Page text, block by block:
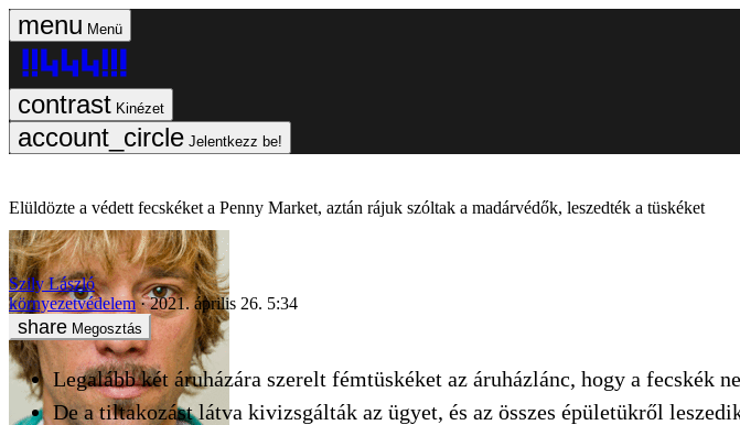
Menü
Kinézet
Jelentkezz be!
Elüldözte a védett fecskéket a Penny Market, aztán rájuk szóltak a madárvédők, leszedték a tüskéket
Szily László
környezetvédelem
2021. április 26. 5:34
Megosztás
Legalább két áruházára szerelt fémtüskéket az áruházlánc, hogy a fecskék
De a tiltakozást látva kivizsgálták az ügyet, és az összes épületükről